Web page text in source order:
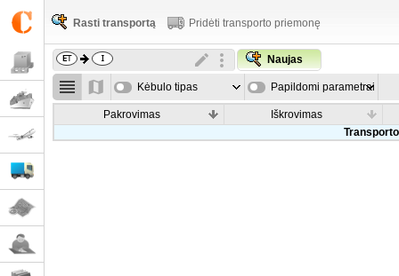
Rasti transportą Pridėti transporto priemonę
Naujas
Kėbulo tipas Papildomi parametrai
Pakrovimas
Iškrovimas